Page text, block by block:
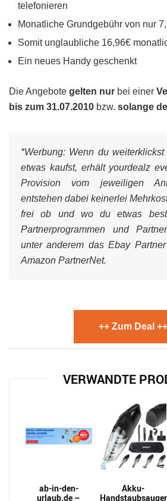
telefonieren
Monatliche Grundgebühr von nur
Somit unglaubliche 16,96€
Ein neues Handy geschenkt
Die Angebote gelten nur bei einer
bis zum 31.07.2010 bzw. solange
*Werbung: Wenn du
etwas kaufst, erhält yourdealz
Provision vom jeweiligen
entstehen dabei keinerlei
frei ob und wo du etwas
Partnerprogrammen und
unter anderem das Ebay
Amazon PartnerNet.
++ Zum Deal ++
VERWANDTE
ab-in-den-
urlaub.de –
Akku-
Handstaubsauger